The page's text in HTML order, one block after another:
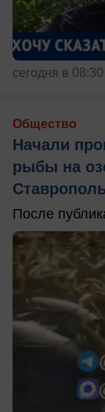
сегодня в 08:30
Общество
Начали
рыбы на
После